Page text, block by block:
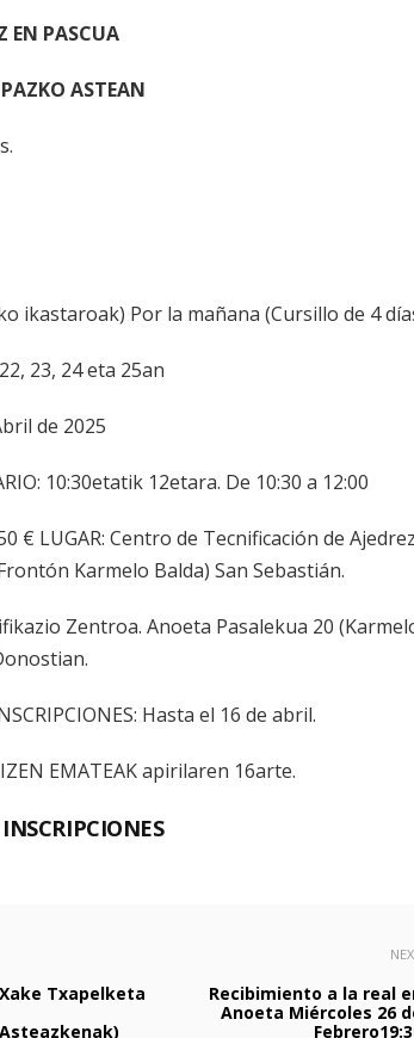
EN PASCUA
ASTEAN
ikastaroak) Por la mañana (Cursillo de 4
23, 24 eta 25an
de 2025
10:30etatik 12etara. De 10:30 a 12:00
€ LUGAR: Centro de Tecnificación de
Karmelo Balda) San Sebastián.
Zentroa. Anoeta Pasalekua 20
Hasta el 16 de abril.
EMATEAK apirilaren 16arte.
Txapelketa
Recibimiento a la real
Anoeta Miércoles 26